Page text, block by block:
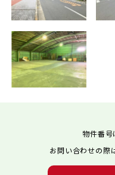
物件番号
お問い合わせの際